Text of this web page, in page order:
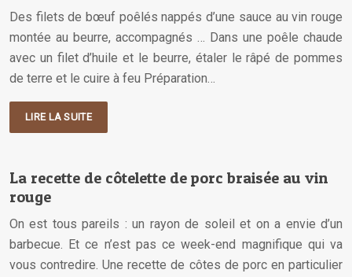
Des filets de bœuf poêlés nappés d’une sauce au vin rouge
montée au beurre, accompagnés … Dans une poêle chaude
avec un filet d’huile et le beurre, étaler le râpé de pommes
de terre et le cuire à feu Préparation…
LIRE LA SUITE
La recette de côtelette de porc braisée au vin
rouge
On est tous pareils : un rayon de soleil et on a envie d’un
barbecue. Et ce n’est pas ce week-end magnifique qui va
vous contredire. Une recette de côtes de porc en particulier